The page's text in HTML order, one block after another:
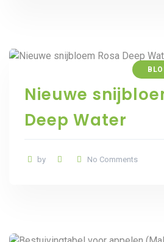
Nieuwe
Deep Water
by No Comments